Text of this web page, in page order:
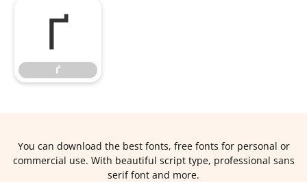
ґ
ґ
You can download the best fonts, free fonts for personal or
commercial use. With beautiful script type, professional sans
serif font and more.